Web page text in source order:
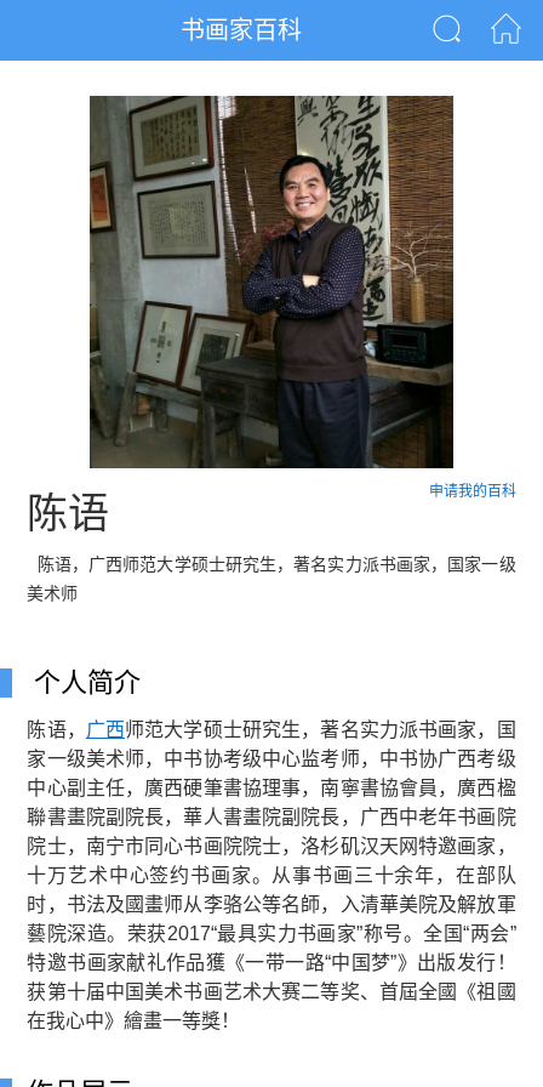
书画家百科
申请我的百科
陈语
陈语，广西师范大学硕士研究生，著名实力派书画家，国家一级
美术师
个人简介
陈语， 广西师范大学硕士研究生，著名实力派书画家，国
家一级美术师，中书协考级中心监考师，中书协广西考级
中心副主任，廣西硬筆書協理事，南寧書協會員，廣西楹
聯書畫院副院長，華人書畫院副院長，广西中老年书画院
院士，南宁市同心书画院院士，洛杉矶汉天网特邀画家，
十万艺术中心签约书画家。从事书画三十余年，在部队
时，书法及國畫师从李骆公等名師，入清華美院及解放軍
藝院深造。荣获2017“最具实力书画家”称号。全国“两会”
特邀书画家献礼作品獲《一带一路“中国梦”》出版发行！
获第十届中国美术书画艺术大赛二等奖、首屆全國《祖國
在我心中》繪畫一等獎！